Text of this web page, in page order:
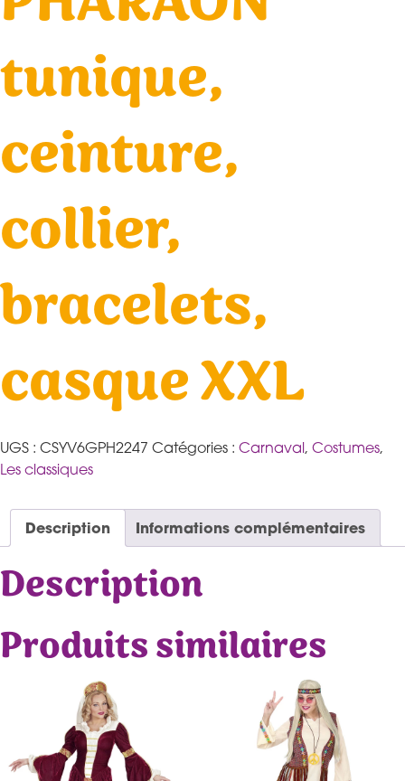
tunique,
ceinture,
collier,
bracelets,
casque XXL
UGS : CSYV6GPH2247 Catégories : Carnaval, Costumes,
Les classiques
Description Informations complémentaires
Description
Produits similaires